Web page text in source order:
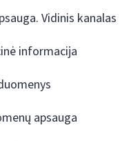
Vidinis kanalas
informacija
apsauga